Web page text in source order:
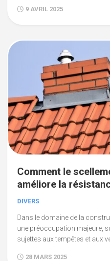
9 AVRIL 2025
Comment le
améliore la
DIVERS
Dans le domaine de la
une préoccupation majeure,
sujettes aux tempêtes et aux
28 MARS 2025